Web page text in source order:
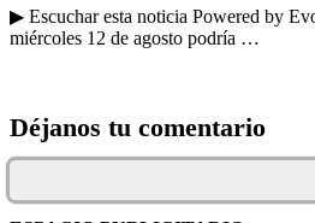
▶ Escuchar esta noticia Powered by
miércoles 12 de agosto podría …
Déjanos tu comentario